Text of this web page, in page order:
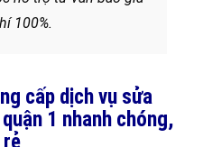
100%.
cấp dịch vụ sửa
1 nhanh chóng,